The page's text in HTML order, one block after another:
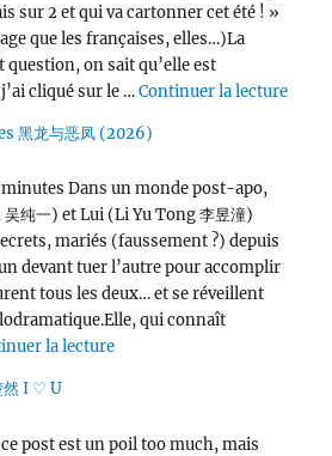
sur 2 et qui va cartonner cet été ! »
que les françaises, elles…)La
on sait qu’elle est
cliqué sur le …Continuer la lecturede «
黑龙与恶凤 (2026)
minutes Dans un monde post-apo,
纯一) et Lui (Li Yu Tong 李昱潼)
mariés (faussement ?) depuis
devant tuer l’autre pour accomplir
tous les deux… et se réveillent
qui connaît
la lecturede « Love, Lies, and Spies
然 I ♡ U
post est un poil too much, mais